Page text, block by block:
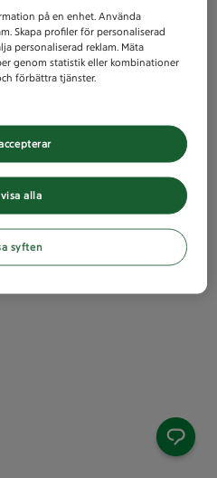
på en enhet. Använda
Skapa profiler för personaliserad
personaliserad reklam. Mäta
genom statistik eller kombinationer
förbättra tjänster.
alla
syften